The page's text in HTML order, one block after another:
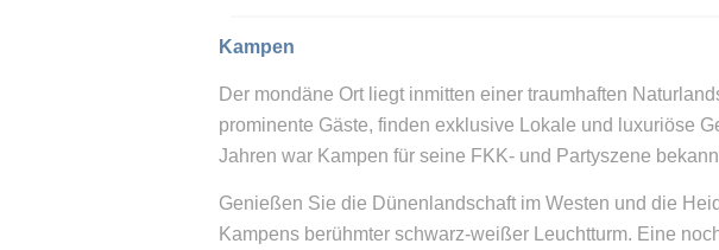
Kampen
Der mondäne Ort liegt inmitten einer traumhaften
prominente Gäste, finden exklusive Lokale und luxuriöse
Jahren war Kampen für seine FKK- und Partyszene
Genießen Sie die Dünenlandschaft im Westen und die
Kampens berühmter schwarz-weißer Leuchtturm. Eine